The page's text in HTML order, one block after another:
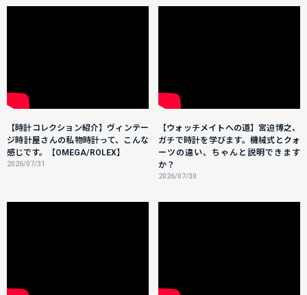
【時計コレクション紹介】ヴィンテー
ジ時計屋さんの私物時計って、こんな
感じです。【OMEGA/ROLEX】
2026/07/31
【ウォッチメイトへの道】宮迫博之、
ガチで時計を学びます。機械式とクォ
ーツの違い、ちゃんと説明できます
か？
2026/07/30